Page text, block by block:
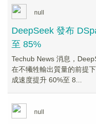
null
DeepSeek 發布
至 85%
Techub News 消息，
在不犧牲輸出質量的前提
成速度提升 60%至 8...
null